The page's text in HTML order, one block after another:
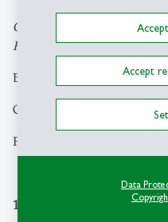
Accept
Data
Ökonomische Chancen
Frauenfussball-EM
Beat Kronenberg, FC St.
Christine Bolt, Olma
Florian Hohmann,
15. Mai